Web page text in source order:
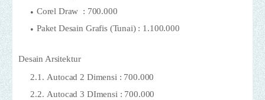
Corel Draw : 700.000
Paket Desain Grafis (Tunai) : 1.100.000
Desain Arsitektur
Autocad 2 Dimensi : 700.000
Autocad 3 DImensi : 700.000